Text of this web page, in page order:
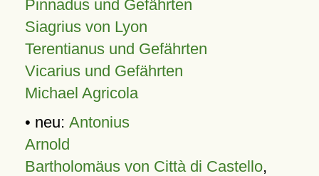
Pinnadus und Gefährten
Siagrius von Lyon
Terentianus und Gefährten
Vicarius und Gefährten
Michael Agricola
• neu: Antonius
Arnold
Bartholomäus von Città di Castello,